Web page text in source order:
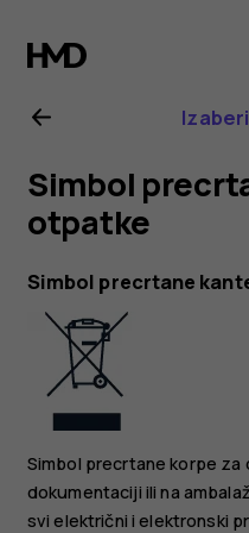
Nokia
8.1
za
Simbol
otpatke
Simbol precrtane
Simbol precrtane korpe
dokumentaciji ili na
svi električni i elektronski